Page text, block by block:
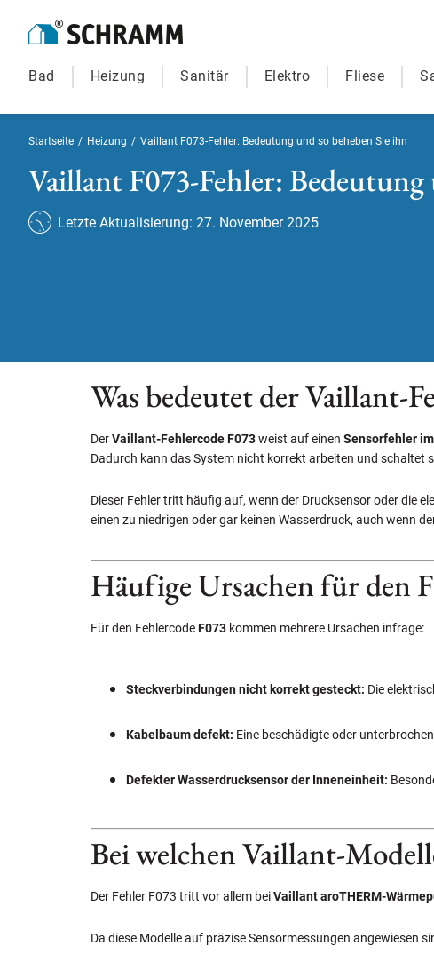
Bad Heizung Sanitär Elektro Fliese
Startseite / Heizung / Vaillant F073-Fehler: Bedeutung und so beheben Sie ihn
Vaillant F073-Fehler: Bedeutung
Letzte Aktualisierung: 27. November 2025
Was bedeutet der Vaillant-
DerVaillant-Fehlercode F073weist auf einen Sensorfehler
Dadurch kann das System nicht korrekt arbeiten und schaltet
Dieser Fehler tritt häufig auf, wenn der Drucksensor oder die
einen zu niedrigen oder gar keinen Wasserdruck, auch wenn
Häufige Ursachen für den
Für den FehlercodeF073 kommen mehrere Ursachen infrage:
Steckverbindungen nicht korrekt gesteckt: Die
Kabelbaum defekt: Eine beschädigte oder
Defekter Wasserdrucksensor der Inneneinheit:
Bei welchen Vaillant-
Der Fehler F073 tritt vor allem beiVaillant aroTHERM-
Da diese Modelle auf präzise Sensormessungen angewiesen